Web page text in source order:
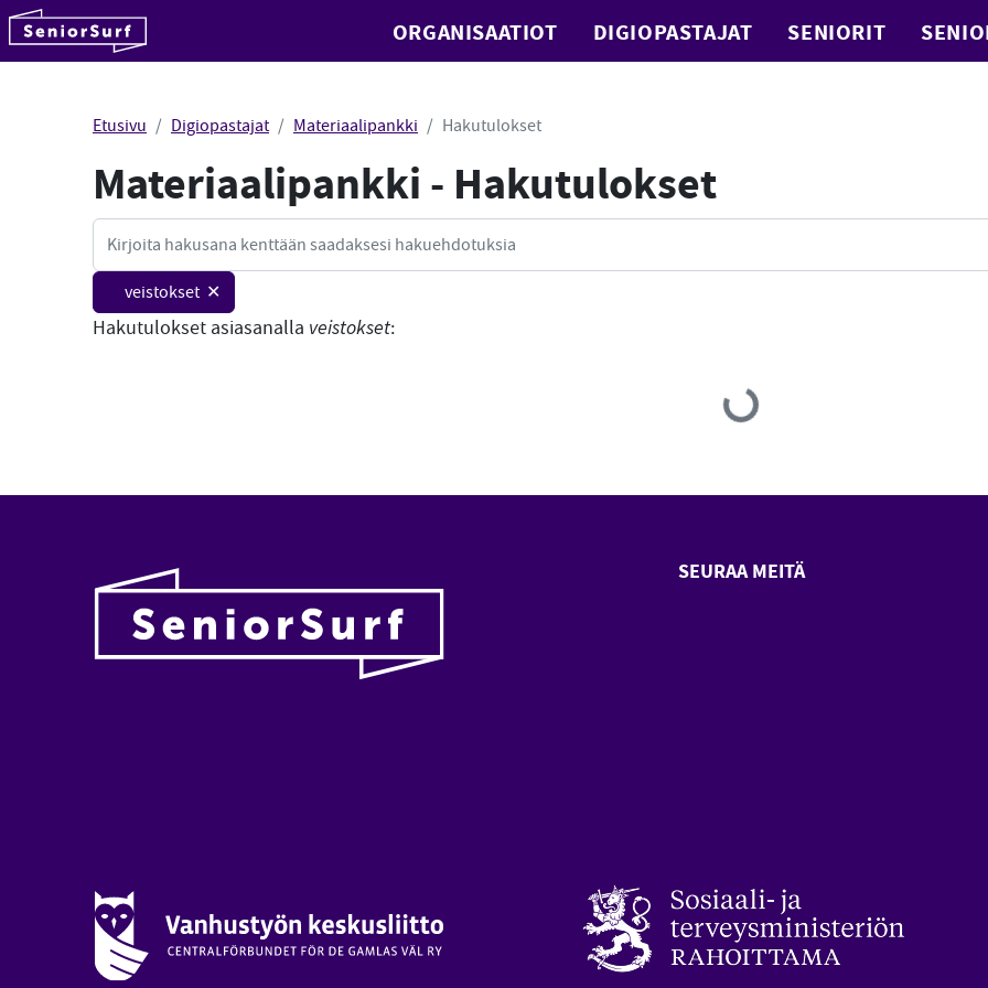
Hyppää sisältöön ORGANISAATIOT DIGIOPASTAJAT SENIORIT
Etusivu Digiopastajat Materiaalipankki Hakutulokset
Materiaalipankki - Hakutulokset
Haku
veistokset ✕
Hakutulokset asiasanalla veistokset:
Loading...
SEURAA MEITÄ
Vanhustyön keskusliitto (avautuu uuteen ikkunaan)